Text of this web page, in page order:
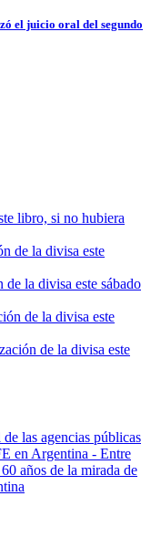
el juicio oral del segundo
libro, si no hubiera
de la divisa este
la divisa este sábado
de la divisa este
de la divisa este
las agencias públicas
en Argentina - Entre
años de la mirada de